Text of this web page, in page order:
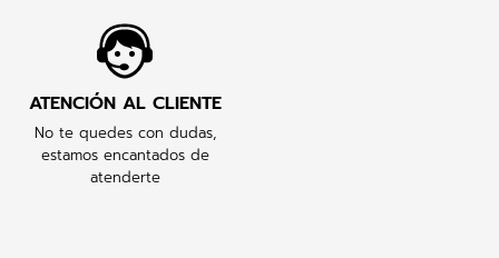
ATENCIÓN AL CLIENTE
No te quedes con dudas,
estamos encantados de
atenderte